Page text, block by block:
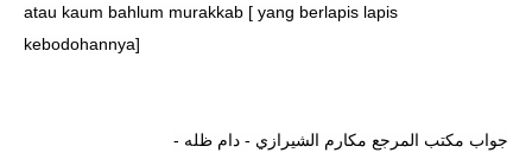
atau kaum bahlum murakkab [ yang berlapis lapis
kebodohannya]
جواب مكتب المرجع مكارم الشيرازي - دام ظله -